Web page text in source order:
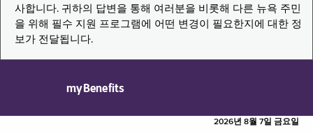
사합니다. 귀하의 답변을 통해 여러분을 비롯해 다른 뉴욕 주민
을 위해 필수 지원 프로그램에 어떤 변경이 필요한지에 대한 정
보가 전달됩니다.
myBenefits
2026년 8월 7일 금요일